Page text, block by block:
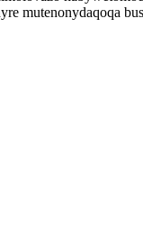
mutenonydaqoqa